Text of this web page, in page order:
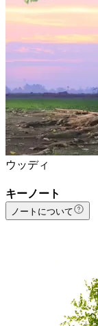
ウッディ
キーノート
ノートについて